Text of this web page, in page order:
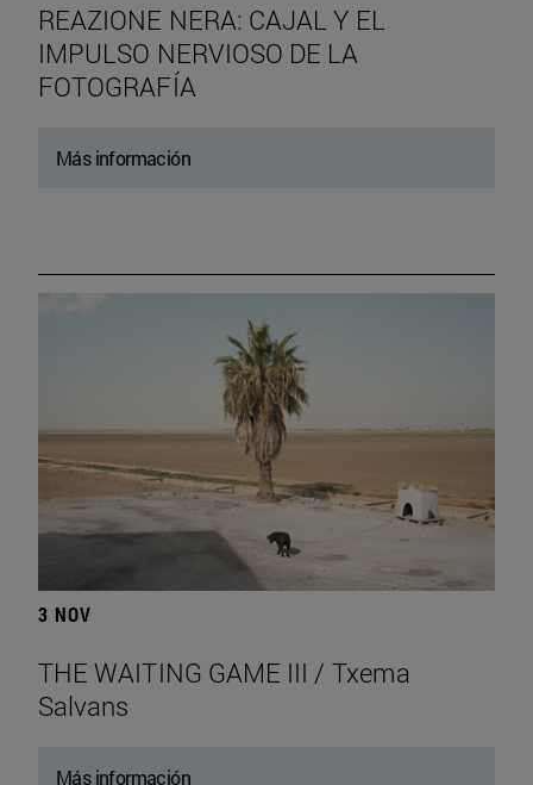
REAZIONE NERA: CAJAL Y EL
IMPULSO NERVIOSO DE LA
FOTOGRAFÍA
Más información
3 NOV
THE WAITING GAME III / Txema
Salvans
Más información